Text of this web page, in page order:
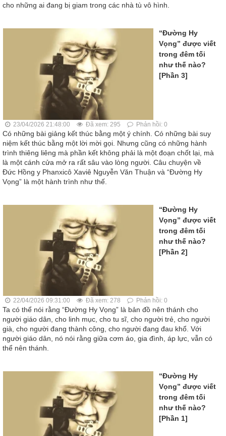
cho những ai đang bị giam trong các nhà tù vô hình.
“Đường Hy
Vọng” được viết
trong đêm tối
như thế nào?
[Phần 3]
23/04/2026 21:48:00 Đã xem: 295 Phản hồi: 0
Có những bài giảng kết thúc bằng một ý chính. Có những bài suy
niệm kết thúc bằng một lời mời gọi. Nhưng cũng có những hành
trình thiêng liêng mà phần kết không phải là một đoạn chốt lại, mà
là một cánh cửa mở ra rất sâu vào lòng người. Câu chuyện về
Đức Hồng y Phanxicô Xaviê Nguyễn Văn Thuận và “Đường Hy
Vọng” là một hành trình như thế.
“Đường Hy
Vọng” được viết
trong đêm tối
như thế nào?
[Phần 2]
22/04/2026 09:31:00 Đã xem: 278 Phản hồi: 0
Ta có thể nói rằng “Đường Hy Vọng” là bản đồ nên thánh cho
người giáo dân, cho linh mục, cho tu sĩ, cho người trẻ, cho người
già, cho người đang thành công, cho người đang đau khổ. Với
người giáo dân, nó nói rằng giữa cơm áo, gia đình, áp lực, vẫn có
thể nên thánh.
“Đường Hy
Vọng” được viết
trong đêm tối
như thế nào?
[Phần 1]